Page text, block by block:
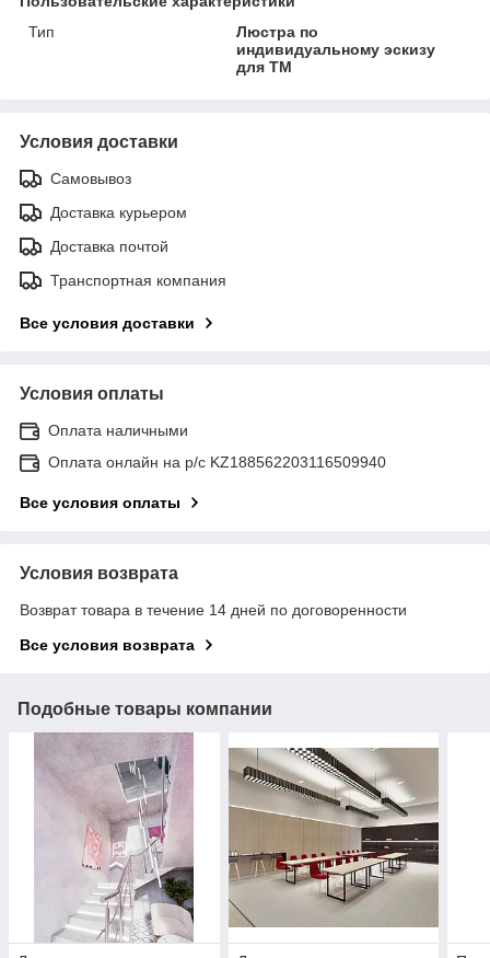
Тип
Люстра по
индивидуальному эскизу
для ТМ
Условия доставки
Самовывоз
Доставка курьером
Доставка почтой
Транспортная компания
Все условия доставки
Условия оплаты
Оплата наличными
Оплата онлайн на р/с KZ188562203116509940
Все условия оплаты
Условия возврата
Возврат товара в течение 14 дней по договоренности
Все условия возврата
Подобные товары компании